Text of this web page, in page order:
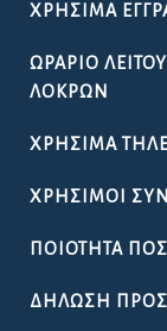
ΧΡΉΣΙΜΑ
ΩΡΆΡΙΟ
ΛΟΚΡΏΝ
ΧΡΉΣΙΜΑ
ΧΡΉΣΙΜΟΙ
ΠΟΙΌΤΗΤΑ
ΔΉΛΩΣΗ